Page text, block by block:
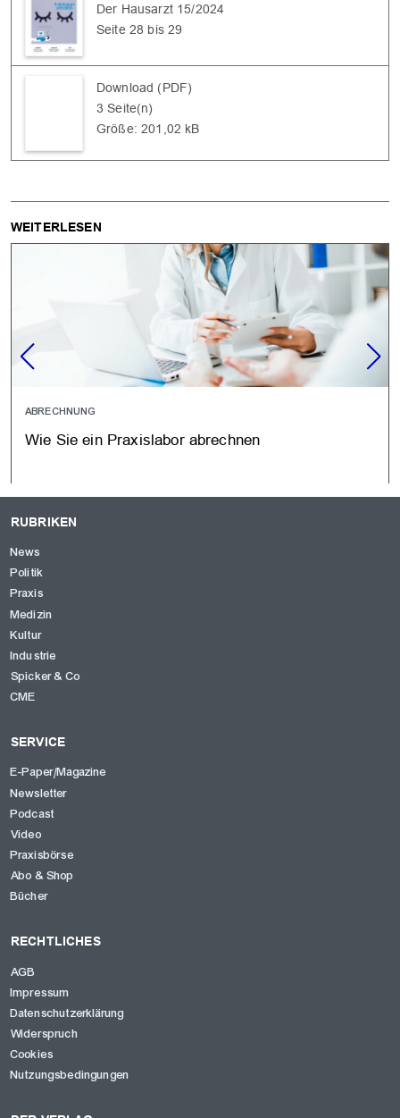
Der Hausarzt 15/2024
Seite 28 bis 29
Download (PDF)
3 Seite(n)
Größe: 201,02 kB
WEITERLESEN
ABRECHNUNG
Wie Sie ein Praxislabor abrechnen
RUBRIKEN
News
Politik
Praxis
Medizin
Kultur
Industrie
Spicker & Co
CME
SERVICE
E-Paper/Magazine
Newsletter
Podcast
Video
Praxisbörse
Abo & Shop
Bücher
RECHTLICHES
AGB
Impressum
Datenschutzerklärung
Widerspruch
Cookies
Nutzungsbedingungen